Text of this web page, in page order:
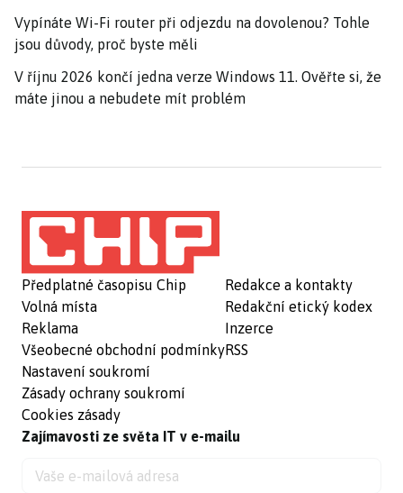
Vypínáte Wi-Fi router při odjezdu na dovolenou? Tohle
jsou důvody, proč byste měli
V říjnu 2026 končí jedna verze Windows 11. Ověřte si, že
máte jinou a nebudete mít problém
Předplatné časopisu Chip
Volná místa
Reklama
Všeobecné obchodní podmínky
Nastavení soukromí
Zásady ochrany soukromí
Cookies zásady
Redakce a kontakty
Redakční etický kodex
Inzerce
RSS
Zajímavosti ze světa IT v e-mailu